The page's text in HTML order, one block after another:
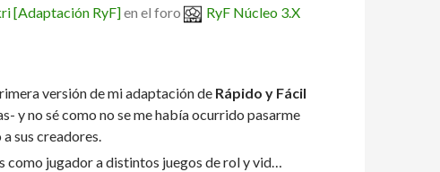
[Adaptación RyF]en el foro
RyF Núcleo 3.X
versión de mi adaptación de Rápido y Fácil
y no sé como no se me había ocurrido pasarme
sus creadores.
como jugador a distintos juegos de rol y vid…